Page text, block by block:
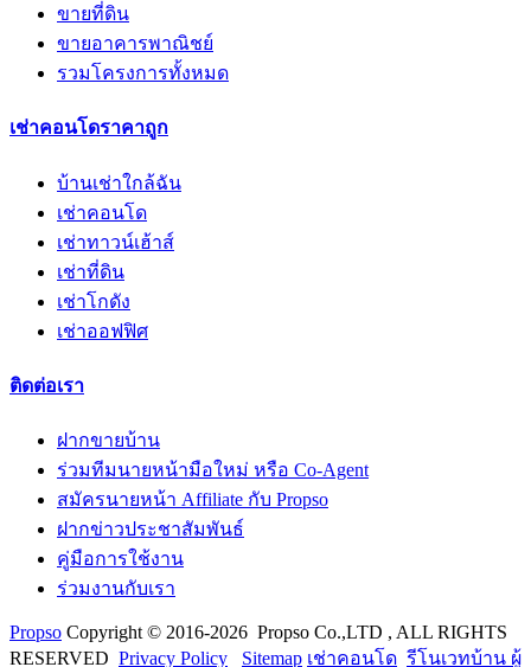
ขายที่ดิน
ขายอาคารพาณิชย์
รวมโครงการทั้งหมด
เช่าคอนโดราคาถูก
บ้านเช่าใกล้ฉัน
เช่าคอนโด
เช่าทาวน์เฮ้าส์
เช่าที่ดิน
เช่าโกดัง
เช่าออฟฟิศ
ติดต่อเรา
ฝากขายบ้าน
ร่วมทีมนายหน้ามือใหม่ หรือ Co-Agent
สมัครนายหน้า Affiliate กับ Propso
ฝากข่าวประชาสัมพันธ์
คู่มือการใช้งาน
ร่วมงานกับเรา
Propso Copyright © 2016-2026 Propso Co.,LTD , ALL RIGHTS
RESERVED Privacy Policy Sitemap เช่าคอนโด รีโนเวทบ้าน ผู้